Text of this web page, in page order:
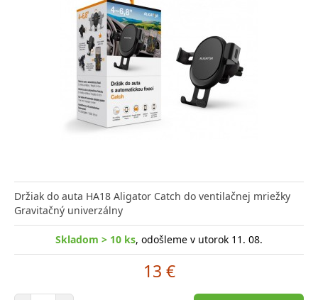
Držiak do auta HA18 Aligator Catch do ventilačnej mriežky
Gravitačný univerzálny
Skladom > 10 ks, odošleme v utorok 11. 08.
13 €